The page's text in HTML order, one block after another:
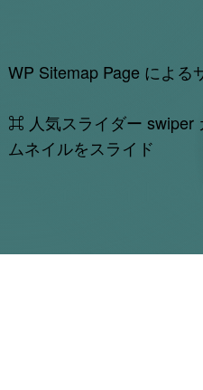
WP Sitemap Page による
⌘ 人気スライダー swiper
ムネイルをスライド
アフィリエイト/